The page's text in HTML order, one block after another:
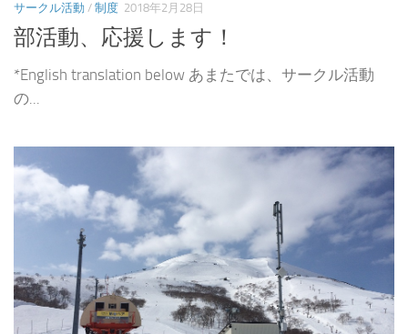
サークル活動 / 制度 2018年2月28日
部活動、応援します！
*English translation below あまたでは、サークル活動
の...